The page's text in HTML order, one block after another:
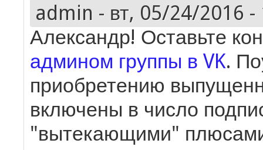
admin - вт, 05/24/2016 -
Александр! Оставьте
админом группы в VK.
приобретению
включены в число
"вытекающими"